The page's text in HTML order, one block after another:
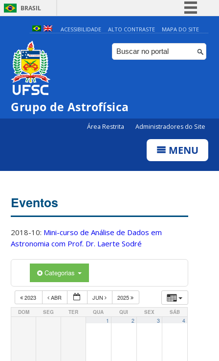
BRASIL
Simplifique!
Comunica BR
Participe
ACESSIBILIDADE ALTO CONTRASTE MAPA DO SITE
Grupo de Astrofísica
Área Restrita Administradores do Site
MENU
Eventos
2018-10: Mini-curso de Análise de Dados em
Astronomia com Prof. Dr. Laerte Sodré
Categorias
2023 ABR JUN 2025
DOM SEG TER QUA QUI SEX SÁB
1 2 3 4